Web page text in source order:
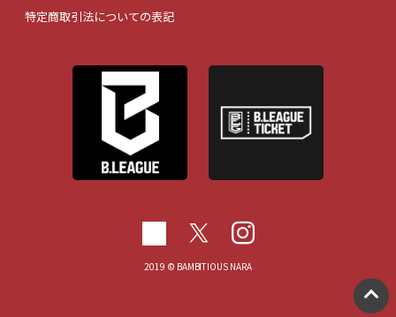
特定商取引法についての表記
2019 © BAMBITIOUS NARA